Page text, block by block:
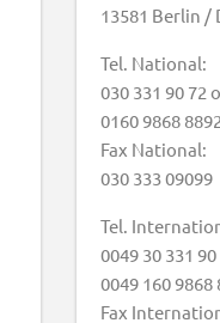
13581 Berlin /
Tel. National:
030 331 90 72
0160 9868 8892
Fax National:
030 333 09099
Tel.
0049 30 331
0049 160 9868
Fax